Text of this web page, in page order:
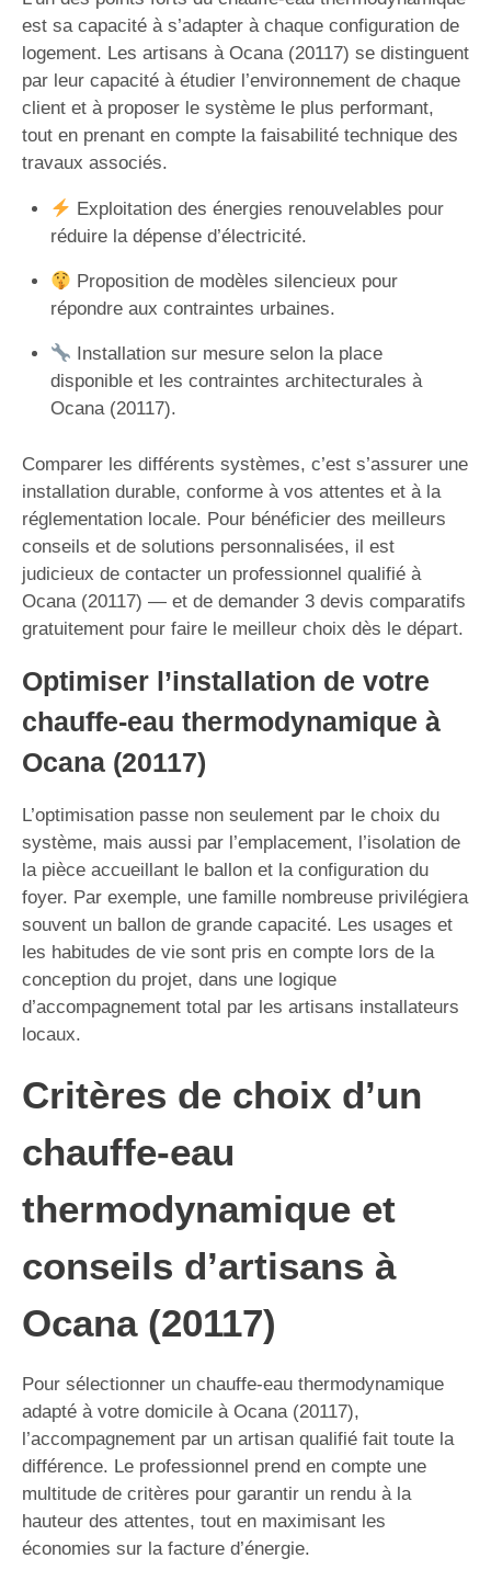
est sa capacité à s’adapter à chaque configuration de
logement. Les artisans à Ocana (20117) se distinguent
par leur capacité à étudier l’environnement de chaque
client et à proposer le système le plus performant,
tout en prenant en compte la faisabilité technique des
travaux associés.
Exploitation des énergies renouvelables pour
réduire la dépense d’électricité.
Proposition de modèles silencieux pour
répondre aux contraintes urbaines.
Installation sur mesure selon la place
disponible et les contraintes architecturales à
Ocana (20117).
Comparer les différents systèmes, c’est s’assurer une
installation durable, conforme à vos attentes et à la
réglementation locale. Pour bénéficier des meilleurs
conseils et de solutions personnalisées, il est
judicieux de contacter un professionnel qualifié à
Ocana (20117) — et de demander 3 devis comparatifs
gratuitement pour faire le meilleur choix dès le départ.
Optimiser l’installation de votre
chauffe-eau thermodynamique à
Ocana (20117)
L’optimisation passe non seulement par le choix du
système, mais aussi par l’emplacement, l’isolation de
la pièce accueillant le ballon et la configuration du
foyer. Par exemple, une famille nombreuse privilégiera
souvent un ballon de grande capacité. Les usages et
les habitudes de vie sont pris en compte lors de la
conception du projet, dans une logique
d’accompagnement total par les artisans installateurs
locaux.
Critères de choix d’un
chauffe-eau
thermodynamique et
conseils d’artisans à
Ocana (20117)
Pour sélectionner un chauffe-eau thermodynamique
adapté à votre domicile à Ocana (20117),
l’accompagnement par un artisan qualifié fait toute la
différence. Le professionnel prend en compte une
multitude de critères pour garantir un rendu à la
hauteur des attentes, tout en maximisant les
économies sur la facture d’énergie.